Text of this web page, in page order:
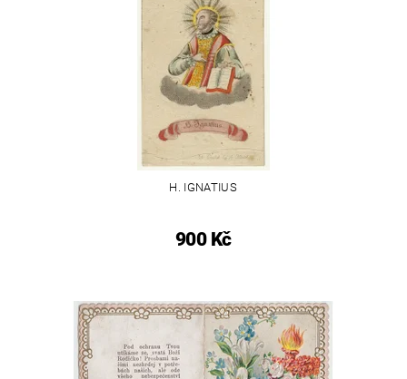
H. IGNATIUS
900 Kč